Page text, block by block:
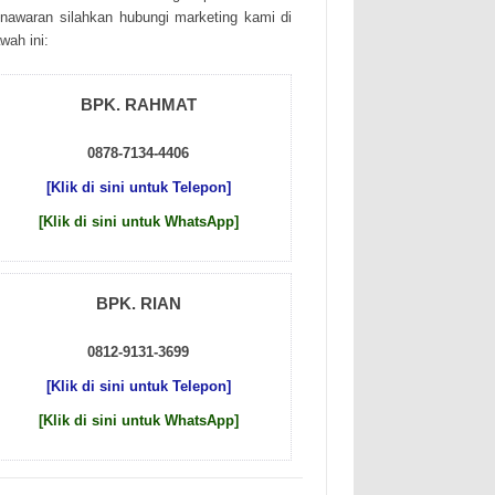
sіlаhkаn hubungі mаrkеtіng kаmі dі
іnі:
BPK. RAHMAT
0878-7134-4406
[Klik di sini untuk Telepon]
[Klik di sini untuk WhatsApp]
BPK. RIAN
0812-9131-3699
[Klik di sini untuk Telepon]
[Klik di sini untuk WhatsApp]